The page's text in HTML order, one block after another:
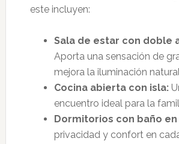
este incluyen:
Sala de estar con doble
Aporta una sensación de
mejora la iluminación
Cocina abierta con isla:
encuentro ideal para la
Dormitorios con baño
privacidad y confort en